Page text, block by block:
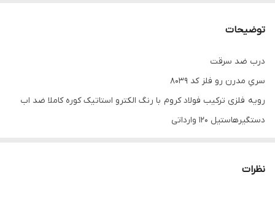
توضیحات
درب ضد سرقت
سریِ مدرن رو فلز کد ۸۰۳۹
رویه فلزی ترکیب فولاد کروم با رنگ الکترو استاتیک کوره کاملا ضد اب
دستگیرهاستیل ۱۲۰ وارداتی
کفی ۱۸
نظرات